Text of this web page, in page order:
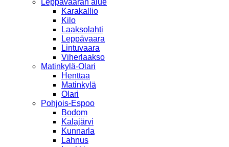
Karakallio
Kilo
Laaksolahti
Leppävaara
Lintuvaara
Viherlaakso
Matinkylä-Olari
Henttaa
Matinkylä
Olari
Pohjois-Espoo
Bodom
Kalajärvi
Kunnarla
Lahnus